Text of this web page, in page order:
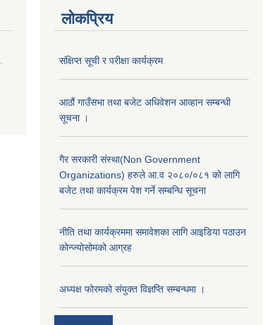
लोकप्रिय
संक्षिप्त सूची र परीक्षा कार्यक्रम
आठौं गाउँसभा तथा बजेट अधिवेशन आव्हान सम्बन्धी
सूचना ।
गैर सरकारी संस्था(Non Government
Organizations) हरुले आ.व २०८०/०८१ को लागि
बजेट तथा कार्यक्रम पेश गर्ने सम्बन्धि सूचना
नीति तथा कार्यक्रममा समावेशका लागि आइडिया पठाउन
कोन्ज्योसोमको आग्रह
अध्यक्ष फोरमको संयुक्त विज्ञप्ति सम्बन्धमा ।